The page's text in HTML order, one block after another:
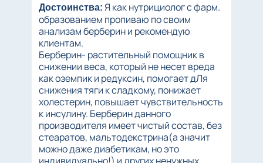
Достоинства: Я как нутрициолог с фарм.
образованием пропиваю по своим
анализам берберин и рекомендую
клиентам.
Берберин- растительный помощник в
снижении веса, который не несет вреда
как оземпик и редуксин, помогает дЛя
снижения тяги к сладкому, понижает
холестерин, повышает чувствительность
к инсулину. Берберин данного
производителя имеет чистый состав, без
стеаратов, мальтодекстрина(а значит
можно даже диабетикам, но это